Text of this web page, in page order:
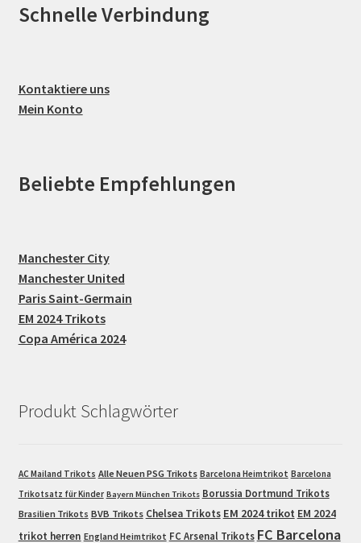
Schnelle Verbindung
Kontaktiere uns
Mein Konto
Beliebte Empfehlungen
Manchester City
Manchester United
Paris Saint-Germain
EM 2024 Trikots
Copa América 2024
Produkt Schlagwörter
AC Mailand Trikots Alle Neuen PSG Trikots Barcelona Heimtrikot Barcelona
Trikotsatz für Kinder Bayern München Trikots Borussia Dortmund Trikots
Brasilien Trikots BVB Trikots Chelsea Trikots EM 2024 trikot EM 2024
trikot herren England Heimtrikot FC Arsenal Trikots FC Barcelona